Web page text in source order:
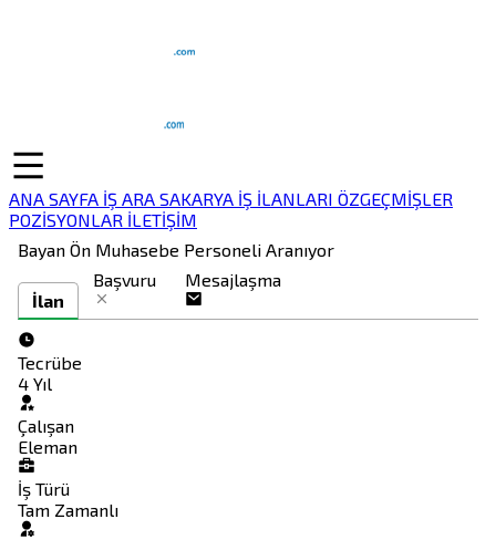
ANA SAYFA İŞ ARA SAKARYA İŞ İLANLARI ÖZGEÇMİŞLER
POZİSYONLAR İLETİŞİM
Bayan Ön Muhasebe Personeli Aranıyor
İlan
Başvuru Mesajlaşma
Tecrübe
4 Yıl
Çalışan
Eleman
İş Türü
Tam Zamanlı